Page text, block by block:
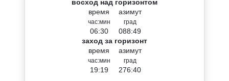
восход над горизонтом
время
час:мин
06:30
азимут
град
088:49
заход за горизонт
время
час:мин
19:19
азимут
град
276:40